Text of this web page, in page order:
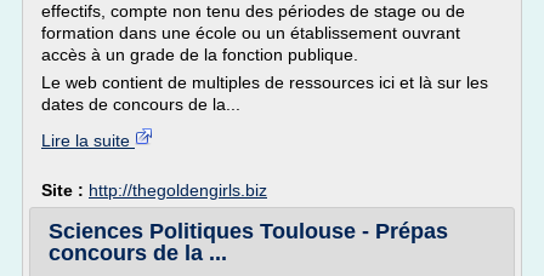
effectifs, compte non tenu des périodes de stage ou de
formation dans une école ou un établissement ouvrant
accès à un grade de la fonction publique.
Le web contient de multiples de ressources ici et là sur les
dates de concours de la...
Lire la suite
Site : http://thegoldengirls.biz
Sciences Politiques Toulouse - Prépas
concours de la ...